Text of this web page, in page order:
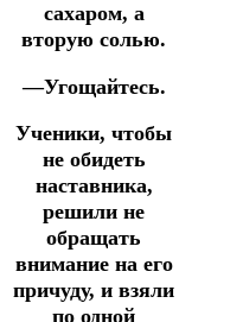
сахаром, а
вторую солью.
—Угощайтесь.
Ученики, чтобы
не обидеть
наставника,
решили не
обращать
внимание на его
причуду, и взяли
по одной